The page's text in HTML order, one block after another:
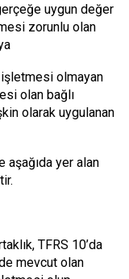
uygun değer
zorunlu olan
işletmesi olmayan
olan bağlı
olarak uygulanan
aşağıda yer alan
TFRS 10’da
mevcut olan